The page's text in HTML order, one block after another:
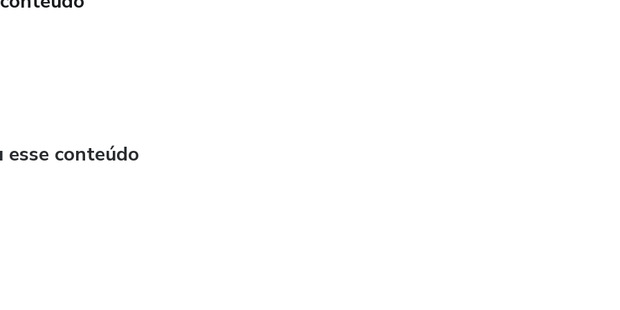
que a prova de matemática não será mais aquele bicho
conteúdo